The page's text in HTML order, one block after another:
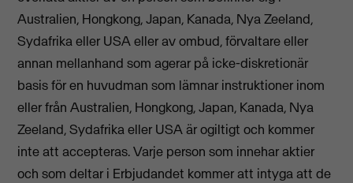
Australien, Hongkong, Japan, Kanada, Nya Zeeland,
Sydafrika eller USA eller av ombud, förvaltare eller
annan mellanhand som agerar på icke-diskretionär
basis för en huvudman som lämnar instruktioner inom
eller från Australien, Hongkong, Japan, Kanada, Nya
Zeeland, Sydafrika eller USA är ogiltigt och kommer
inte att accepteras. Varje person som innehar aktier
och som deltar i Erbjudandet kommer att intyga att de